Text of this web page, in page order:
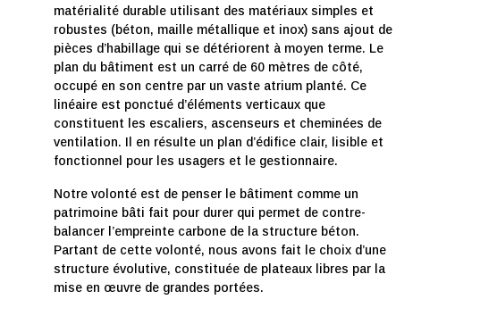
matérialité durable utilisant des matériaux simples et
robustes (béton, maille métallique et inox) sans ajout de
pièces d’habillage qui se détériorent à moyen terme. Le
plan du bâtiment est un carré de 60 mètres de côté,
occupé en son centre par un vaste atrium planté. Ce
linéaire est ponctué d’éléments verticaux que
constituent les escaliers, ascenseurs et cheminées de
ventilation. Il en résulte un plan d’édifice clair, lisible et
fonctionnel pour les usagers et le gestionnaire.
Notre volonté est de penser le bâtiment comme un
patrimoine bâti fait pour durer qui permet de contre-
balancer l’empreinte carbone de la structure béton.
Partant de cette volonté, nous avons fait le choix d’une
structure évolutive, constituée de plateaux libres par la
mise en œuvre de grandes portées.